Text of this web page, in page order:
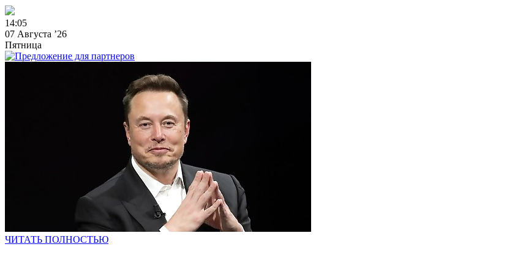
14:05
07 Августа ’26
Пятница
ЧИТАТЬ ПОЛНОСТЬЮ